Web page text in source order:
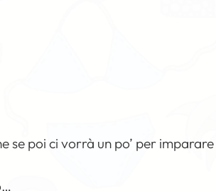
se poi ci vorrà un po’ per imparare